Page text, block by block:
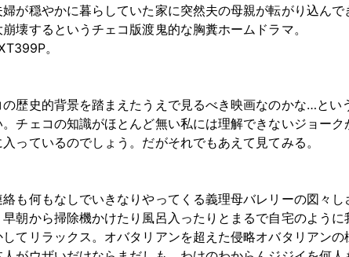
婦が穏やかに暮らしていた家に突然夫の母親が転がり込んで
壊するというチェコ版渡鬼的な胸糞ホームドラマ。
。
の歴史的背景を踏まえたうえで見るべき映画なのかな…とい
。チェコの知識がほとんど無い私には理解できないジョーク
っているのでしょう。だがそれでもあえて見てみる。
も何もなしでいきなりやってくる義理母バレリーの図々し
早朝から掃除機かけたり風呂入ったりとまるで自宅のように
てリラックス。オバタリアンを超えた侵略オバタリアンの